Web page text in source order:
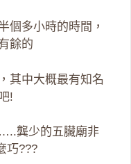
個多小時的時間，
餘的
其中大概最有知名
!
龔少的五臟廟非
巧???